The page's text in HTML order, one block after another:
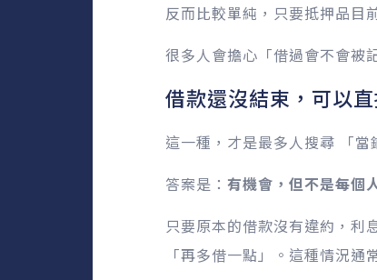
反而比較單純，只要抵押品目
很多人會擔心「借過會不會被
借款還沒結束，可以
這一種，才是最多人搜尋 「
答案是： 有機會，但不是每個
只要原本的借款沒有違約，利
「再多借一點」。這種情況